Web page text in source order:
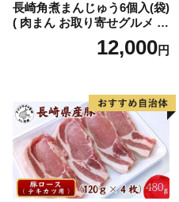
長崎角煮まんじゅう6個入(袋)
( 肉まん お取り寄せグルメ 長
崎 送料無料 角煮 個包装 冷凍
角煮まん )【B2-221】
12,000円